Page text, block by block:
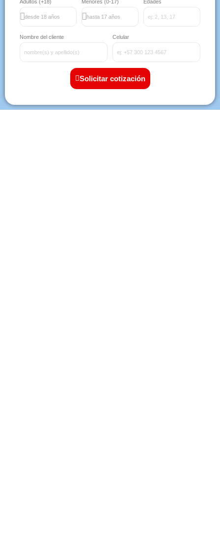
Adultos (+18) Menores (0-17) Edades
Nombre del cliente Celular
Solicitar cotización